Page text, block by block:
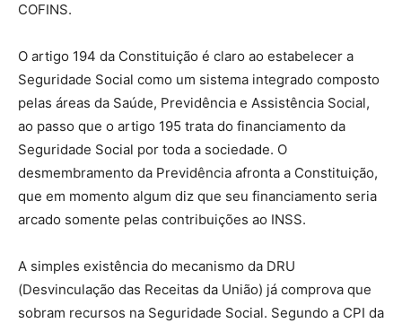
COFINS.
O artigo 194 da Constituição é claro ao estabelecer a
Seguridade Social como um sistema integrado composto
pelas áreas da Saúde, Previdência e Assistência Social,
ao passo que o artigo 195 trata do financiamento da
Seguridade Social por toda a sociedade. O
desmembramento da Previdência afronta a Constituição,
que em momento algum diz que seu financiamento seria
arcado somente pelas contribuições ao INSS.
A simples existência do mecanismo da DRU
(Desvinculação das Receitas da União) já comprova que
sobram recursos na Seguridade Social. Segundo a CPI da